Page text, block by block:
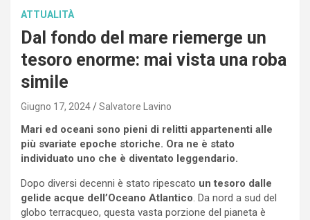
ATTUALITÀ
Dal fondo del mare riemerge un
tesoro enorme: mai vista una roba
simile
Giugno 17, 2024 Salvatore Lavino
Mari ed oceani sono pieni di relitti appartenenti alle
più svariate epoche storiche. Ora ne è stato
individuato uno che è diventato leggendario.
Dopo diversi decenni è stato ripescato un tesoro dalle
gelide acque dell’Oceano Atlantico. Da nord a sud del
globo terracqueo, questa vasta porzione del pianeta è